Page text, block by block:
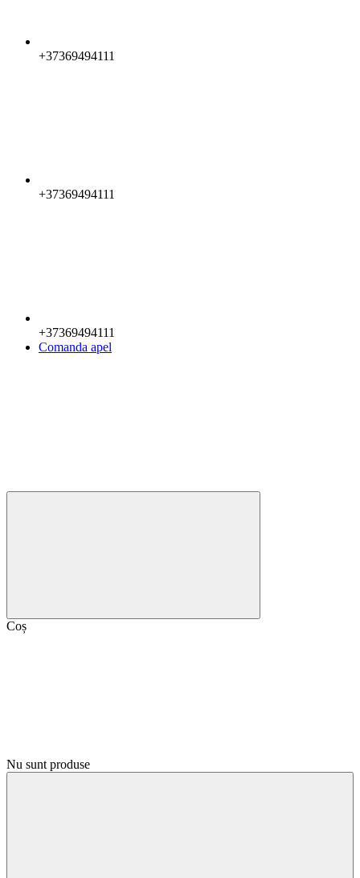
+37369494111
+37369494111
+37369494111
Comanda apel
Coș
Nu sunt produse